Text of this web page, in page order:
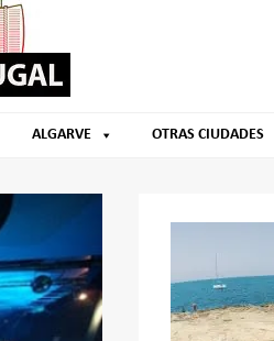
ALGARVE OTRAS CIUDADES